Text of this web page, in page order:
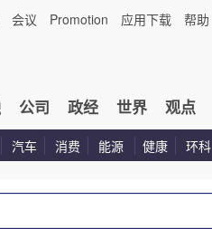
会议 Promotion 应用下载 帮助
公司 政经 世界 观点
汽车 消费 能源 健康 环科